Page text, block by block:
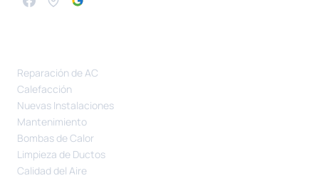
Reparación de AC
Calefacción
Nuevas Instalaciones
Mantenimiento
Bombas de Calor
Limpieza de Ductos
Calidad del Aire